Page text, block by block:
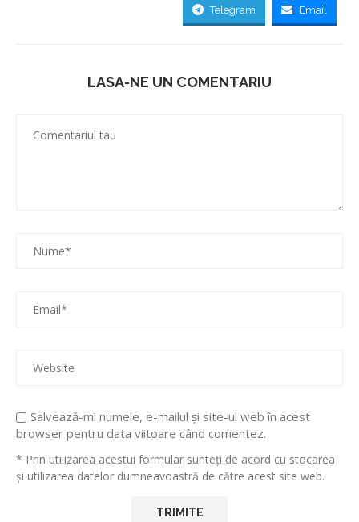
Telegram Email
LASA-NE UN COMENTARIU
Salvează-mi numele, e-mailul și site-ul web în acest
browser pentru data viitoare când comentez.
* Prin utilizarea acestui formular sunteți de acord cu stocarea
și utilizarea datelor dumneavoastră de către acest site web.